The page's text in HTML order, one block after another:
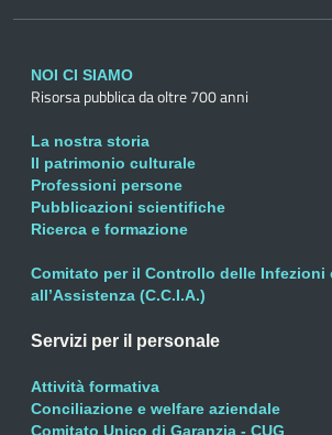
NOI CI SIAMO
Risorsa pubblica da oltre 700 anni
La nostra storia
Il patrimonio culturale
Professioni persone
Pubblicazioni scientifiche
Ricerca e formazione
Comitato per il Controllo delle Infezioni
all’Assistenza (C.C.I.A.)
Servizi per il personale
Attività formativa
Conciliazione e welfare aziendale
Comitato Unico di Garanzia - CUG